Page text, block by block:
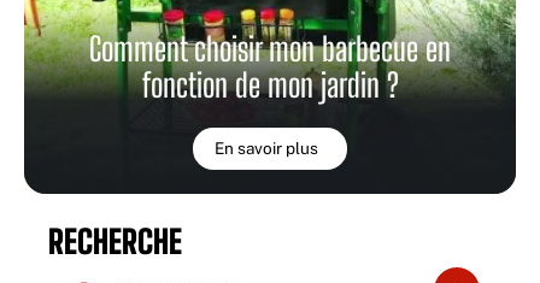
Comment choisir mon barbecue en
fonction de mon jardin ?
En savoir plus
RECHERCHE